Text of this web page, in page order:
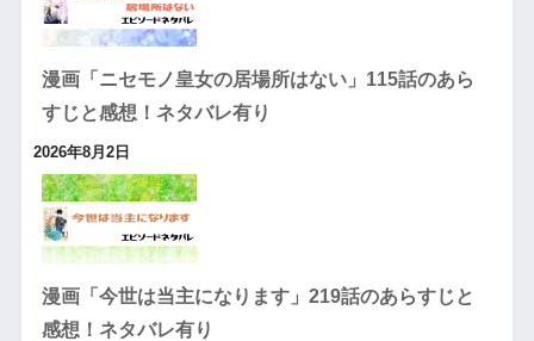
漫画「ニセモノ皇女の居場所はない」115話のあら
すじと感想！ネタバレ有り
2026年8月2日
漫画「今世は当主になります」219話のあらすじと
感想！ネタバレ有り